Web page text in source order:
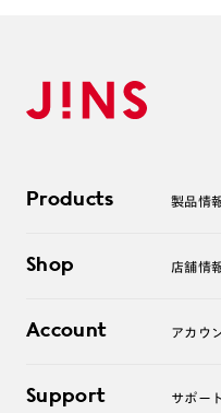
Products 製品情
サングラス
コンタクトレンズ
アクセサリー
Shop 店舗情
オンラインショップ
Account アカウ
ログアウト
Support サポー